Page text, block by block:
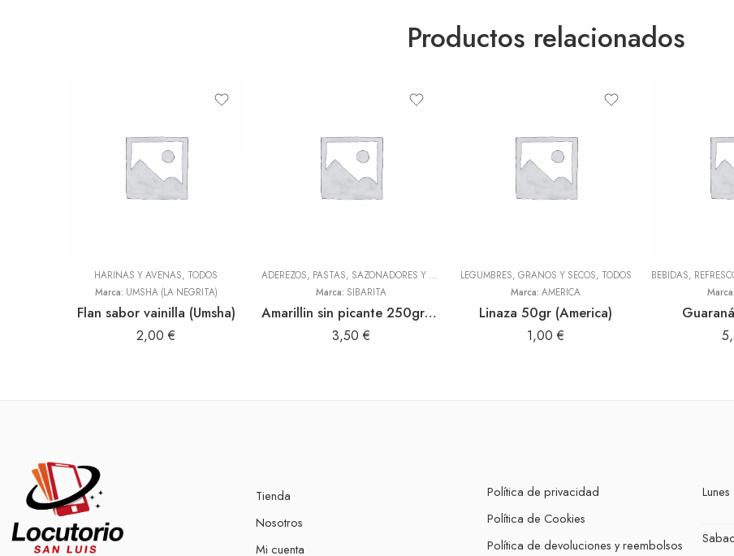
Productos relacionados
HARINAS Y AVENAS, TODOS
Marca: UMSHA (LA NEGRITA)
Flan sabor vainilla (Umsha)
2,00 €
ADEREZOS, PASTAS, SAZONADORES Y CONDIMENTOS ,TODOS
Marca: SIBARITA
Amarillin sin picante 250gr (Sibarita)
3,50 €
LEGUMBRES, GRANOS Y SECOS, TODOS
Marca: AMERICA
Linaza 50gr (America)
1,00 €
BEBIDAS,
Marca:
Tienda
Nosotros
Mi cuenta
Política de privacidad
Política de Cookies
Política de devoluciones y reembolsos